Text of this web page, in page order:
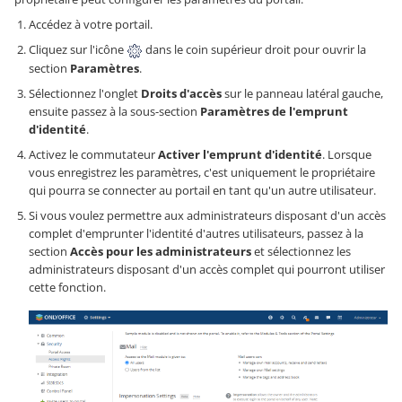
Accédez à votre portail.
Cliquez sur l'icône
dans le coin supérieur droit pour ouvrir la
section Paramètres.
Sélectionnez l'onglet Droits d'accèssur le panneau latéral gauche,
ensuite passez à la sous-section Paramètres de l'emprunt
d'identité.
Activez le commutateurActiver l'emprunt d'identité. Lorsque
vous enregistrez les paramètres, c'est uniquement le propriétaire
qui pourra se connecter au portail en tant qu'un autre utilisateur.
Si vous voulez permettre aux administrateurs disposant d'un accès
complet d'emprunter l'identité d'autres utilisateurs, passez à la
section Accès pour les administrateurset sélectionnez les
administrateurs disposant d'un accès complet qui pourront utiliser
cette fonction.